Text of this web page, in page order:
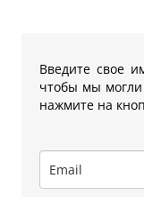
Введите свое
чтобы мы
нажмите на